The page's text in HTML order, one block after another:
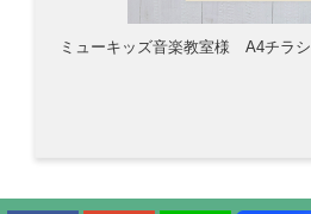
ミューキッズ音楽教室様 A4チラシ